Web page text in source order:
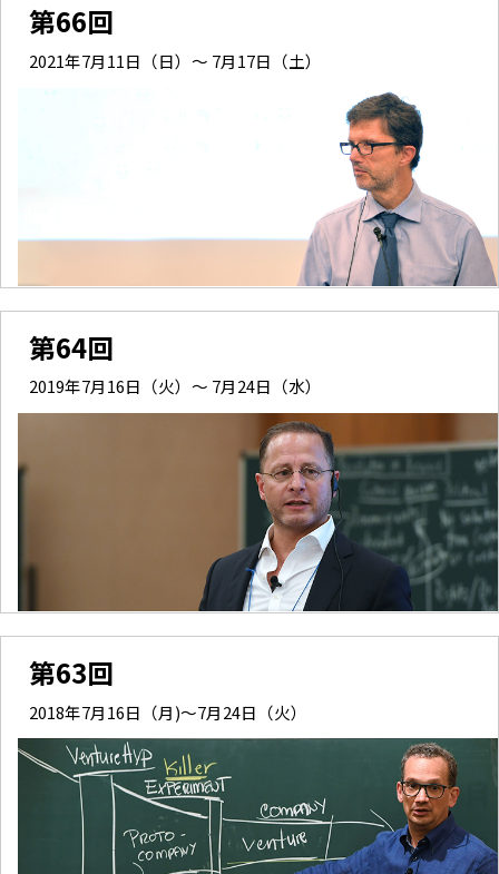
第66回
2021年7月11日（日）～ 7月17日（土）
第64回
2019年7月16日（火）～ 7月24日（水）
第63回
2018年7月16日（月)～7月24日（火）